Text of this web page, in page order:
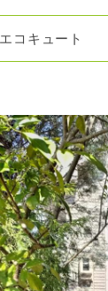
エコキュート